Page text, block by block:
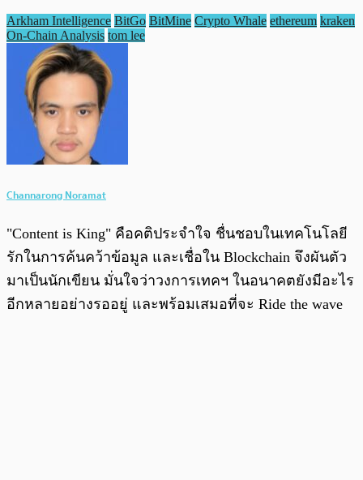
Arkham Intelligence BitGo BitMine Crypto Whale ethereum kraken
On-Chain Analysis tom lee
Channarong Noramat
"Content is King" คือคติประจำใจ ชื่นชอบในเทคโนโลยี
รักในการค้นคว้าข้อมูล และเชื่อใน Blockchain จึงผันตัว
มาเป็นนักเขียน มั่นใจว่าวงการเทคฯ ในอนาคตยังมีอะไร
อีกหลายอย่างรออยู่ และพร้อมเสมอที่จะ Ride the wave